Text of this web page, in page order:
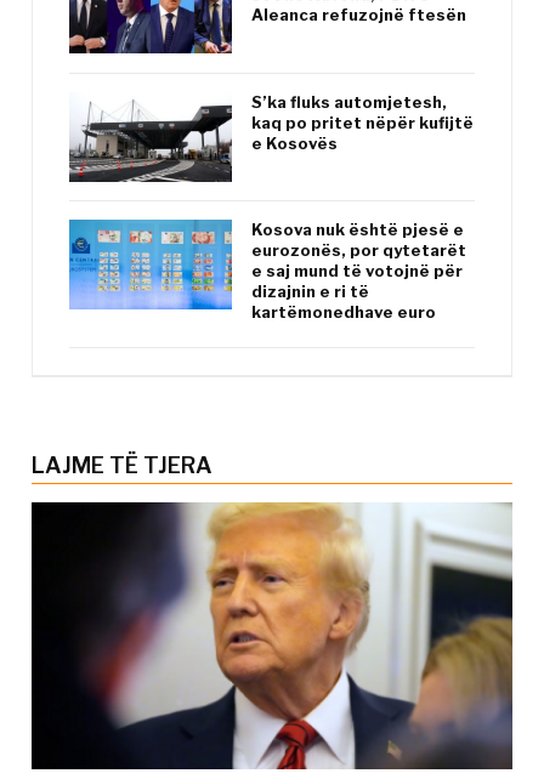
Aleanca refuzojnë ftesën
S’ka fluks automjetesh,
kaq po pritet nëpër kufijtë
e Kosovës
Kosova nuk është pjesë e
eurozonës, por qytetarët
e saj mund të votojnë për
dizajnin e ri të
kartëmonedhave euro
LAJME TË TJERA